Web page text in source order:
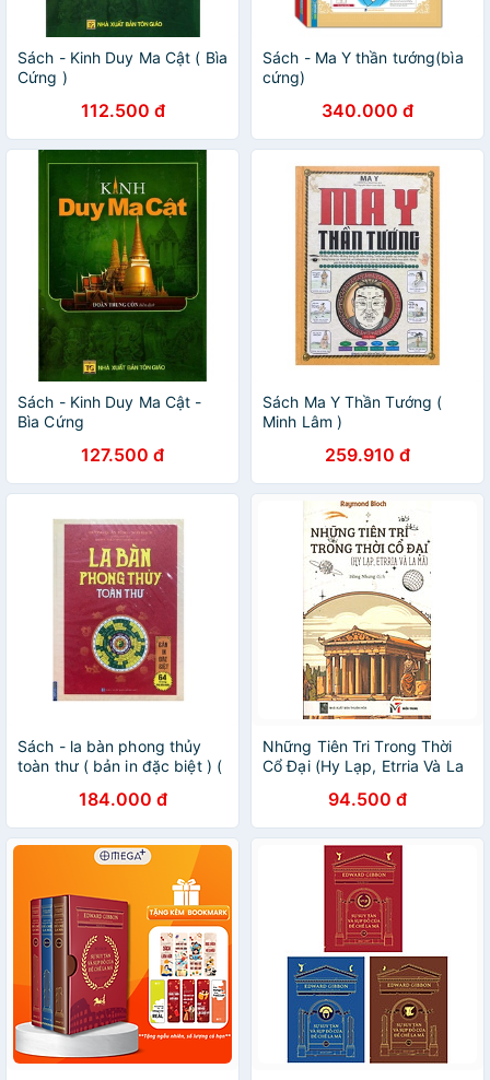
Sách - Kinh Duy Ma Cật ( Bìa
Cứng )
112.500 đ
Sách - Ma Y thần tướng(bìa
cứng)
340.000 đ
Sách - Kinh Duy Ma Cật -
Bìa Cứng
127.500 đ
Sách Ma Y Thần Tướng (
Minh Lâm )
259.910 đ
Sách - la bàn phong thủy
toàn thư ( bản in đặc biệt ) (
184.000 đ
Những Tiên Tri Trong Thời
Cổ Đại (Hy Lạp, Etrria Và La
94.500 đ